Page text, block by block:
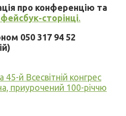
про конференцію та
сторінці.
050 317 94 52
45-й Всесвітній конгрес
приурочений 100-річчю